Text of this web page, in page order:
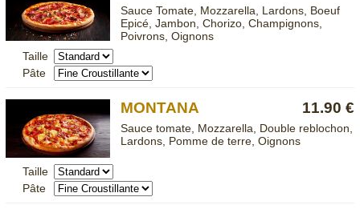
Sauce Tomate, Mozzarella, Lardons, Boeuf
Epicé, Jambon, Chorizo, Champignons,
Poivrons, Oignons
Taille
Pâte
11.90 €
MONTANA
Sauce tomate, Mozzarella, Double reblochon,
Lardons, Pomme de terre, Oignons
Taille
Pâte